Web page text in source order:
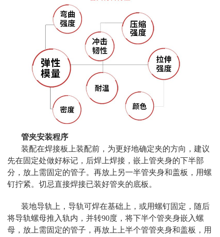
管夹安装程序
装配在焊接板上装配前，为更好地确定夹的方向，建议
先在固定处做好标记，后焊上焊接，嵌上管夹身的下半部
分，放上需固定的管子。再放上另一半管夹身和盖板，用螺
钉拧紧。切忌直接焊接已装好管夹的底板。
装地导轨上，导轨可焊在基础上，或用螺钉固定，随后
将导轨螺母推入轨内，并转90度，将下半个管夹身嵌入螺
母，放上需固定的管子，再放上上半个管管夹身和盖板，用